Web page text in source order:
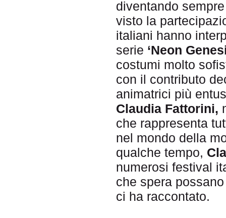
diventando
visto la
italiani hanno
serie ‘Neon
costumi molto
con il contributo
animatrici più
Claudia Fattorini,
che rappresenta
nel mondo della
qualche tempo,
numerosi festival
che spera
ci ha raccontato.